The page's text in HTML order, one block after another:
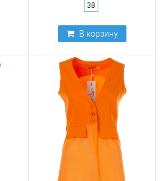
38
В корзину